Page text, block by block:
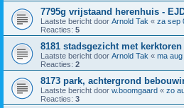
7795g vrijstaand herenhuis -
Laatste bericht door Arnold Tak « za sep
Reacties: 5
8181 stadsgezicht met kerktoren
Laatste bericht door Arnold Tak « ma
Reacties: 2
8173 park, achtergrond
Laatste bericht door w.boomgaard « zo
Reacties: 3